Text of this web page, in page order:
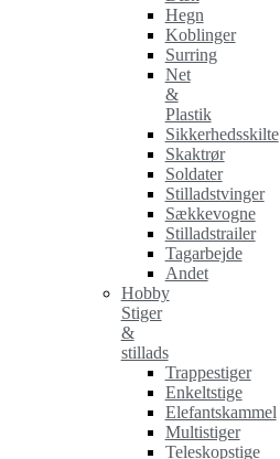
Hegn
Koblinger
Surring
Net
&
Plastik
Sikkerhedsskilte
Skaktrør
Soldater
Stilladstvinger
Sækkevogne
Stilladstrailer
Tagarbejde
Andet
Hobby
Stiger
&
stillads
Trappestiger
Enkeltstige
Elefantskammel
Multistiger
Teleskopstige